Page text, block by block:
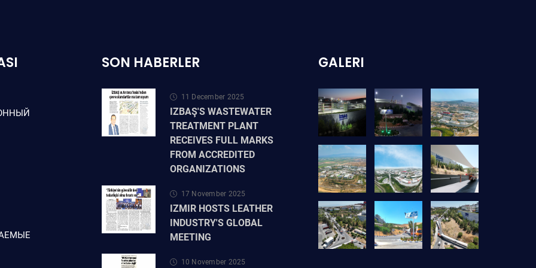
SON HABERLER
11 December 2025
IZBAŞ'S WASTEWATER
TREATMENT PLANT
RECEIVES FULL MARKS
FROM ACCREDITED
ORGANIZATIONS
17 November 2025
IZMIR HOSTS LEATHER
INDUSTRY'S GLOBAL
MEETING
10 November 2025
GALERI